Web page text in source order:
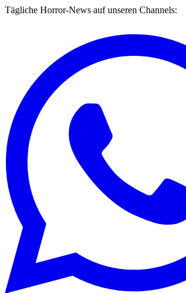
Tägliche Horror-News auf unseren Channels: